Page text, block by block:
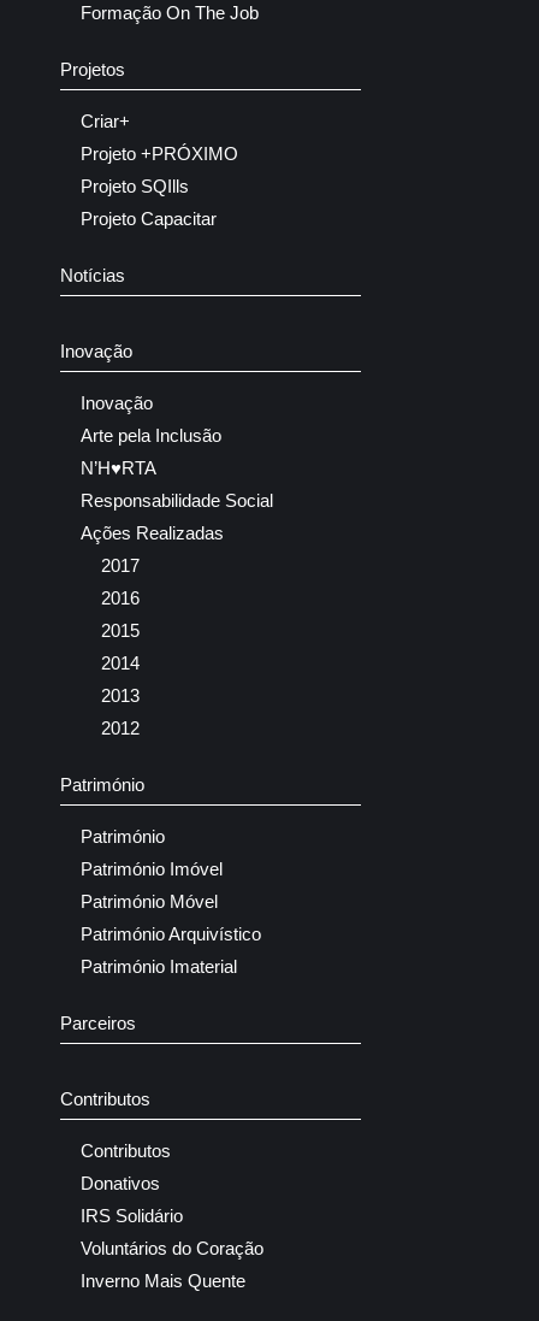
Formação On The Job
Projetos
Criar+
Projeto +PRÓXIMO
Projeto SQIlls
Projeto Capacitar
Notícias
Inovação
Inovação
Arte pela Inclusão
N’H♥RTA
Responsabilidade Social
Ações Realizadas
2017
2016
2015
2014
2013
2012
Património
Património
Património Imóvel
Património Móvel
Património Arquivístico
Património Imaterial
Parceiros
Contributos
Contributos
Donativos
IRS Solidário
Voluntários do Coração
Inverno Mais Quente